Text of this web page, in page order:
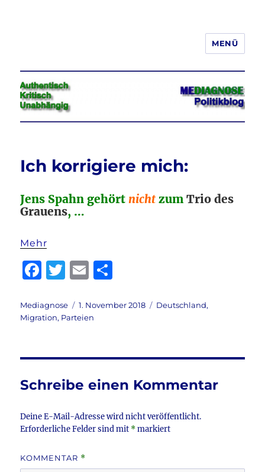
Jeder hat das Recht, seine
Meinung in Wort, Schrift und Bild
frei zu äußern und zu verbreiten
MENÜ
Ich korrigiere mich:
Jens Spahn gehörtnicht zumTrio des
Grauens, …
Mehr
F
c
e
o
o
T
it
te
E
ai
l
le
Autor
Mediagnose
Veröffentlicht
am
1. November 2018 Kategorien
Deutschland,
Migration, Parteien
Schreibe einen Kommentar
Deine E-Mail-Adresse wird nicht veröffentlicht.
Erforderliche Felder sind mit *markiert
KOMMENTAR *